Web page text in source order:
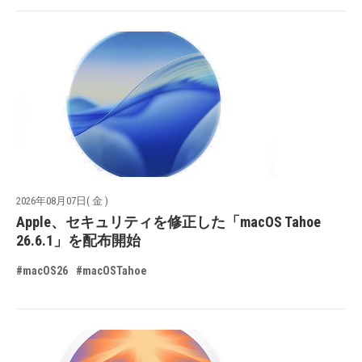
2026年08月07日( 金 )
Apple、セキュリティを修正した「macOS Tahoe
26.6.1」を配布開始
#macOS26 #macOSTahoe